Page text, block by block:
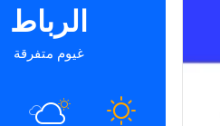
الرباط
غيوم متفرقة